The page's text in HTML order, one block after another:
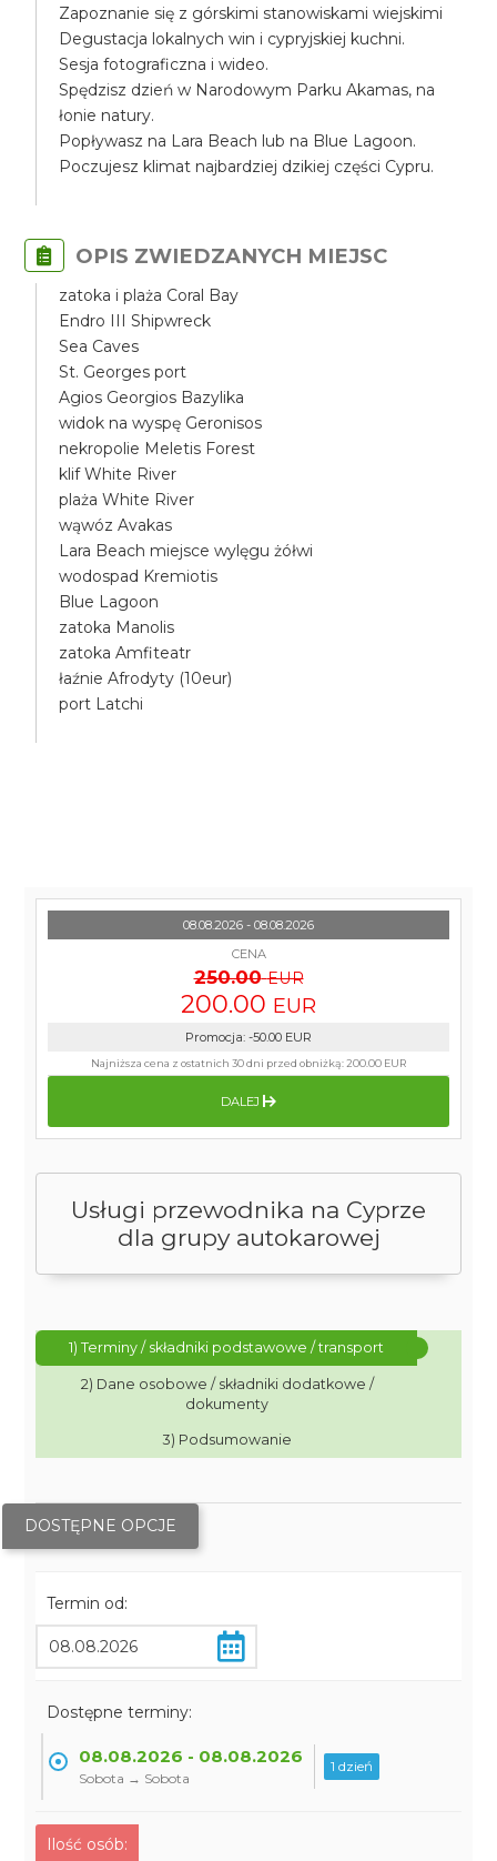
Zapoznanie się z górskimi stanowiskami wiejskimi
Degustacja lokalnych win i cypryjskiej kuchni.
Sesja fotograficzna i wideo.
Spędzisz dzień w Narodowym Parku Akamas, na
łonie natury.
Popływasz na Lara Beach lub na Blue Lagoon.
Poczujesz klimat najbardziej dzikiej części Cypru.
OPIS ZWIEDZANYCH MIEJSC
zatoka i plaża Coral Bay
Endro III Shipwreck
Sea Caves
St. Georges port
Agios Georgios Bazylika
widok na wyspę Geronisos
nekropolie Meletis Forest
klif White River
plaża White River
wąwóz Avakas
Lara Beach miejsce wylęgu żółwi
wodospad Kremiotis
Blue Lagoon
zatoka Manolis
zatoka Amfiteatr
łaźnie Afrodyty (10eur)
port Latchi
Usługi przewodnika na Cyprze
dla grupy autokarowej
1) Terminy / składniki podstawowe / transport
2) Dane osobowe / składniki dodatkowe /
dokumenty
3) Podsumowanie
DOSTĘPNE OPCJE
Termin od:
Dostępne terminy:
08.08.2026 - 08.08.2026
Sobota → Sobota
1 dzień
Ilość osób:
08.08.2026 - 08.08.2026
CENA
250.00 EUR
200.00 EUR
Promocja: -50.00 EUR
Najniższa cena z ostatnich 30 dni przed obniżką: 200.00 EUR
DALEJ